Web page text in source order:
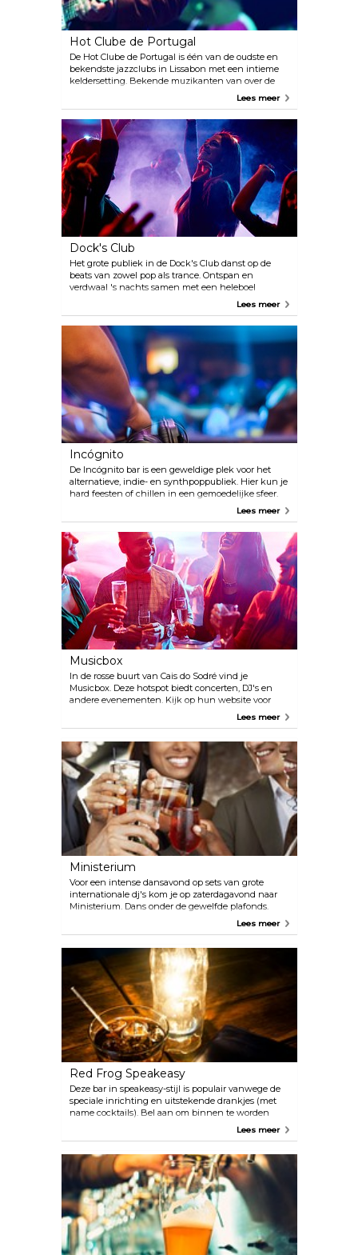
Hot Clube de Portugal
De Hot Clube de Portugal is één van de oudste en
bekendste jazzclubs in Lissabon met een intieme
keldersetting. Bekende muzikanten van over de
hele wereld, zoals Mark Turner, hebben hier op het
Lees meer
Dock's Club
Het grote publiek in de Dock's Club danst op de
beats van zowel pop als trance. Ontspan en
verdwaal 's nachts samen met een heleboel
Lees meer
Incógnito
De Incógnito bar is een geweldige plek voor het
alternatieve, indie- en synthpoppubliek. Hier kun je
hard feesten of chillen in een gemoedelijke sfeer.
Lees meer
Musicbox
In de rosse buurt van Cais do Sodré vind je
Musicbox. Deze hotspot biedt concerten, DJ's en
andere evenementen. Kijk op hun website voor
Lees meer
Ministerium
Voor een intense dansavond op sets van grote
internationale dj's kom je op zaterdagavond naar
Ministerium. Dans onder de gewelfde plafonds.
Lees meer
Red Frog Speakeasy
Deze bar in speakeasy-stijl is populair vanwege de
speciale inrichting en uitstekende drankjes (met
name cocktails). Bel aan om binnen te worden
Lees meer